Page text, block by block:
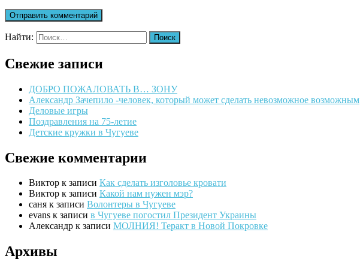
Найти:
Свежие записи
ДОБРО ПОЖАЛОВАТЬ В… ЗОНУ
Александр Зачепило -человек, который может сделать невозможное возможным
Деловые игры
Поздравления на 75-летие
Детские кружки в Чугуеве
Свежие комментарии
Виктор к записи Как сделать изголовье кровати
Виктор к записи Какой нам нужен мэр?
саня к записи Волонтеры в Чугуеве
evans к записи в Чугуеве погостил Президент Украины
Александр к записи МОЛНИЯ! Теракт в Новой Покровке
Архивы